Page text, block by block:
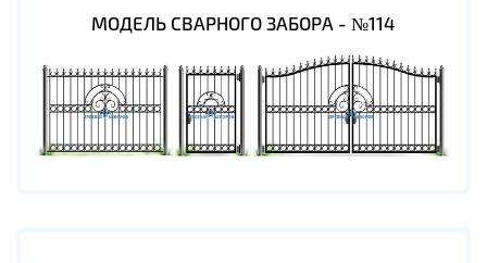
МОДЕЛЬ СВАРНОГО ЗАБОРА - №114